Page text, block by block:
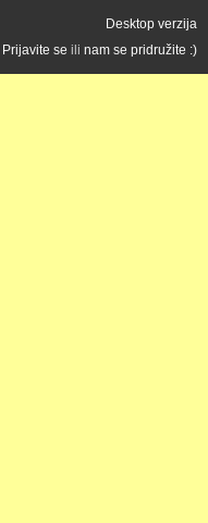
Desktop verzija
Prijavite se ili nam se pridružite :)